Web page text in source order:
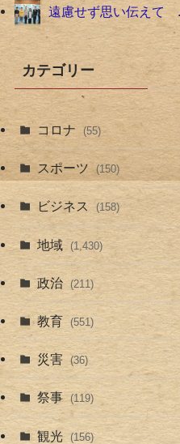
遠慮せず思い伝えて
カテゴリー
コロナ (55)
スポーツ (150)
ビジネス (158)
地域 (1,430)
政治 (211)
教育 (551)
災害 (36)
祭事 (119)
観光 (156)